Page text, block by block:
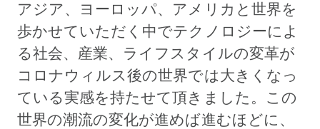
アジア、ヨーロッパ、アメリカと世界を
歩かせていただく中でテクノロジーによ
る社会、産業、ライフスタイルの変革が
コロナウィルス後の世界では大きくなっ
ている実感を持たせて頂きました。この
世界の潮流の変化が進めば進むほどに、